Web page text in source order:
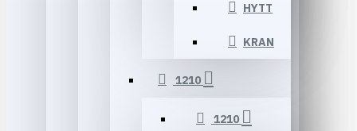
HYTT
KRAN
1210
1210